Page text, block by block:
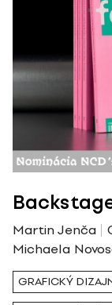
Martin Jenča
Michaela
GRAFICKÝ